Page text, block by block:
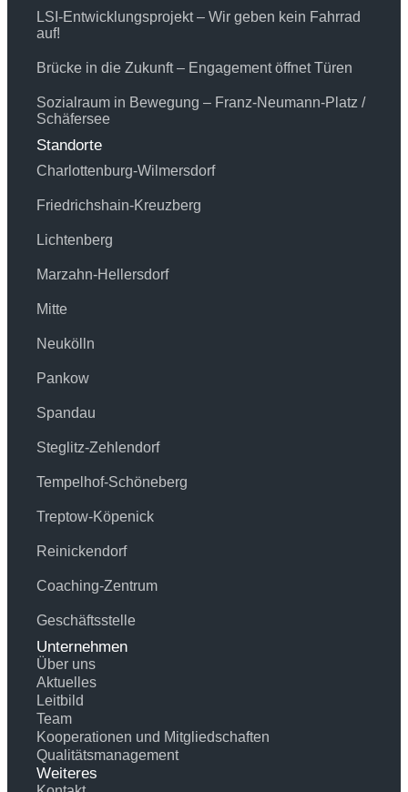
LSI-Entwicklungsprojekt – Wir geben kein Fahrrad
auf!
Brücke in die Zukunft – Engagement öffnet Türen
Sozialraum in Bewegung – Franz-Neumann-Platz /
Schäfersee
Standorte
Charlottenburg-Wilmersdorf
Friedrichshain-Kreuzberg
Lichtenberg
Marzahn-Hellersdorf
Mitte
Neukölln
Pankow
Spandau
Steglitz-Zehlendorf
Tempelhof-Schöneberg
Treptow-Köpenick
Reinickendorf
Coaching-Zentrum
Geschäftsstelle
Unternehmen
Über uns
Aktuelles
Leitbild
Team
Kooperationen und Mitgliedschaften
Qualitätsmanagement
Weiteres